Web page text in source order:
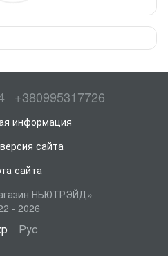
+380995317726
информация
сайта
сайта
НЬЮТРЭЙД»
- 2026
Рус